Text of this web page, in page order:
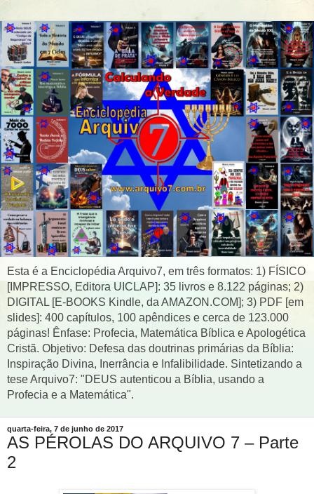
Esta é a Enciclopédia Arquivo7, em três formatos: 1) FÍSICO
[IMPRESSO, Editora UICLAP]: 35 livros e 8.122 páginas; 2)
DIGITAL [E-BOOKS Kindle, da AMAZON.COM]; 3) PDF [em
slides]: 400 capítulos, 100 apêndices e cerca de 123.000
páginas! Ênfase: Profecia, Matemática Bíblica e Apologética
Cristã. Objetivo: Defesa das doutrinas primárias da Bíblia:
Inspiração Divina, Inerrância e Infalibilidade. Sintetizando a
tese Arquivo7: "DEUS autenticou a Bíblia, usando a
Profecia e a Matemática".
quarta-feira, 7 de junho de 2017
AS PÉROLAS DO ARQUIVO 7 – Parte
2